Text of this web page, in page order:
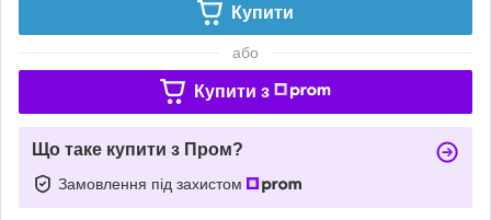
Купити
або
Купити з
Що таке купити з Пром?
Замовлення під захистом